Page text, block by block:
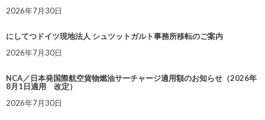
2026年7月30日
にしてつドイツ現地法人 シュツットガルト事務所移転のご案内
2026年7月30日
NCA／日本発国際航空貨物燃油サーチャージ適用額のお知らせ（2026年
8月1日適用 改定）
2026年7月30日